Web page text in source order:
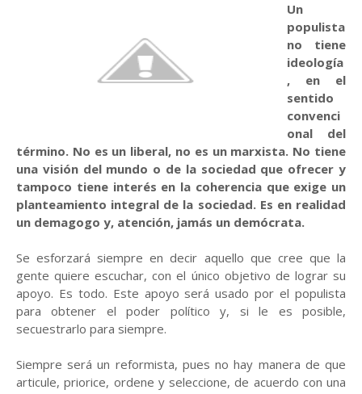
Un
populista
no tiene
ideología
, en el
sentido
convenci
onal del
término. No es un liberal, no es un marxista. No tiene
una visión del mundo o de la sociedad que ofrecer y
tampoco tiene interés en la coherencia que exige un
planteamiento integral de la sociedad. Es en realidad
un demagogo y, atención, jamás un demócrata.
Se esforzará siempre en decir aquello que cree que la
gente quiere escuchar, con el único objetivo de lograr su
apoyo. Es todo. Este apoyo será usado por el populista
para obtener el poder político y, si le es posible,
secuestrarlo para siempre.
Siempre será un reformista, pues no hay manera de que
articule, priorice, ordene y seleccione, de acuerdo con una